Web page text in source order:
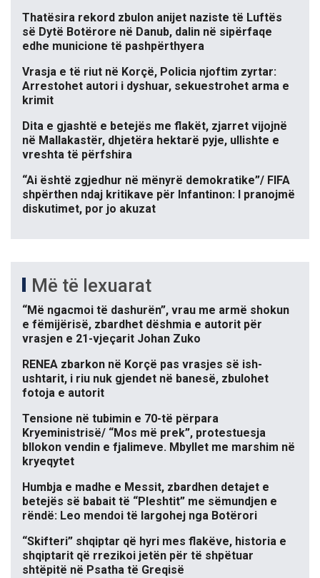
Thatësira rekord zbulon anijet naziste të Luftës
së Dytë Botërore në Danub, dalin në sipërfaqe
edhe municione të pashpërthyera
Vrasja e të riut në Korçë, Policia njoftim zyrtar:
Arrestohet autori i dyshuar, sekuestrohet arma e
krimit
Dita e gjashtë e betejës me flakët, zjarret vijojnë
në Mallakastër, dhjetëra hektarë pyje, ullishte e
vreshta të përfshira
“Ai është zgjedhur në mënyrë demokratike”/ FIFA
shpërthen ndaj kritikave për Infantinon: I pranojmë
diskutimet, por jo akuzat
Më të lexuarat
“Më ngacmoi të dashurën”, vrau me armë shokun
e fëmijërisë, zbardhet dëshmia e autorit për
vrasjen e 21-vjeçarit Johan Zuko
RENEA zbarkon në Korçë pas vrasjes së ish-
ushtarit, i riu nuk gjendet në banesë, zbulohet
fotoja e autorit
Tensione në tubimin e 70-të përpara
Kryeministrisë/ “Mos më prek”, protestuesja
bllokon vendin e fjalimeve. Mbyllet me marshim në
kryeqytet
Humbja e madhe e Messit, zbardhen detajet e
betejës së babait të “Pleshtit” me sëmundjen e
rëndë: Leo mendoi të largohej nga Botërori
“Skifteri” shqiptar që hyri mes flakëve, historia e
shqiptarit që rrezikoi jetën për të shpëtuar
shtëpitë në Psatha të Greqisë